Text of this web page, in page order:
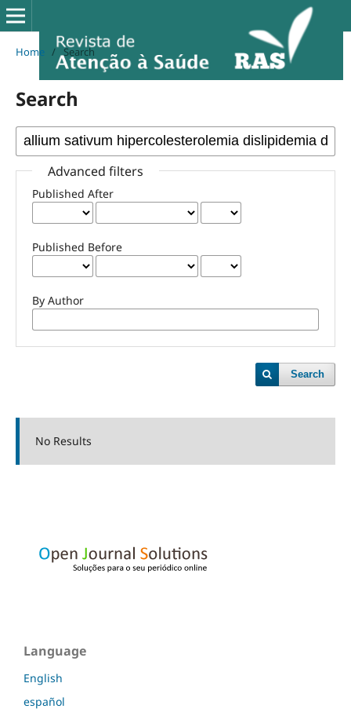
Home / Search
Search
Advanced filters
Published After
Published Before
By Author
Search
No Results
Language
English
español